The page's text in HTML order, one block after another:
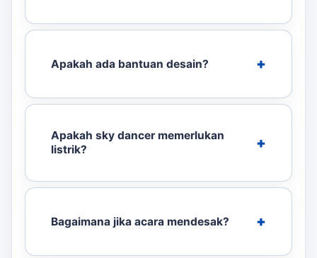
Apakah ada bantuan desain?
Apakah sky dancer memerlukan
listrik?
Bagaimana jika acara mendesak?